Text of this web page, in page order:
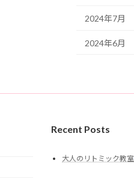
2024年7月
2024年6月
Recent Posts
大人のリトミック教室